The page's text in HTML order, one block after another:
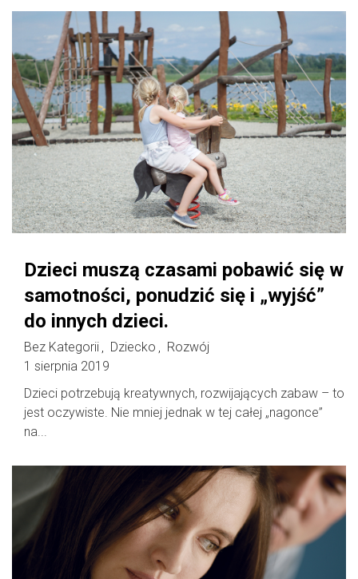
Dzieci muszą czasami pobawić się w
samotności, ponudzić się i „wyjść”
do innych dzieci.
Bez Kategorii , Dziecko ,
Rozwój
1 sierpnia 2019
Dzieci potrzebują kreatywnych, rozwijających zabaw – to
jest oczywiste. Nie mniej jednak w tej całej „nagonce”
na...